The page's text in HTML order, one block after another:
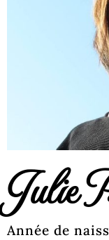
Julie
Année de